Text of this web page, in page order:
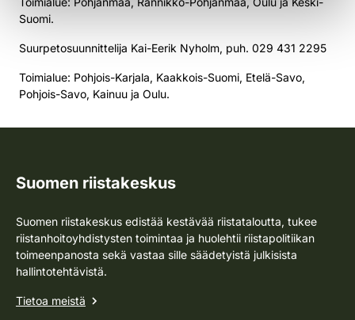
Suomi.
Suurpetosuunnittelija Kai-Eerik Nyholm, puh. 029 431 2295
Toimialue: Pohjois-Karjala, Kaakkois-Suomi, Etelä-Savo,
Pohjois-Savo, Kainuu ja Oulu.
Suomen riistakeskus
Suomen riistakeskus edistää kestävää riistataloutta, tukee
riistanhoitoyhdistysten toimintaa ja huolehtii riistapolitiikan
toimeenpanosta sekä vastaa sille säädetyistä julkisista
hallintotehtävistä.
Tietoa meistä